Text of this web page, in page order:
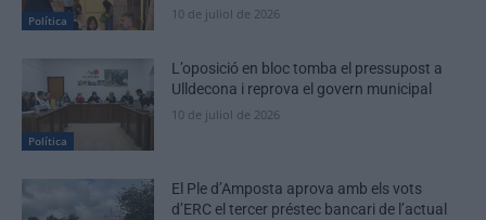
Política 10 de juliol de 2026
Política
L’oposició en bloc tomba el pressupost a
Ulldecona i reprova el govern municipal
10 de juliol de 2026
El Ple d’Amposta aprova amb els vots
d’ERC el tercer préstec bancari de l’actual